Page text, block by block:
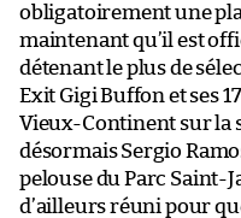
obligatoirement une
maintenant qu’il est
détenant le plus de
Exit Gigi Buffon et ses
Vieux-Continent sur la
désormais Sergio
pelouse du Parc Saint-
d’ailleurs réuni pour